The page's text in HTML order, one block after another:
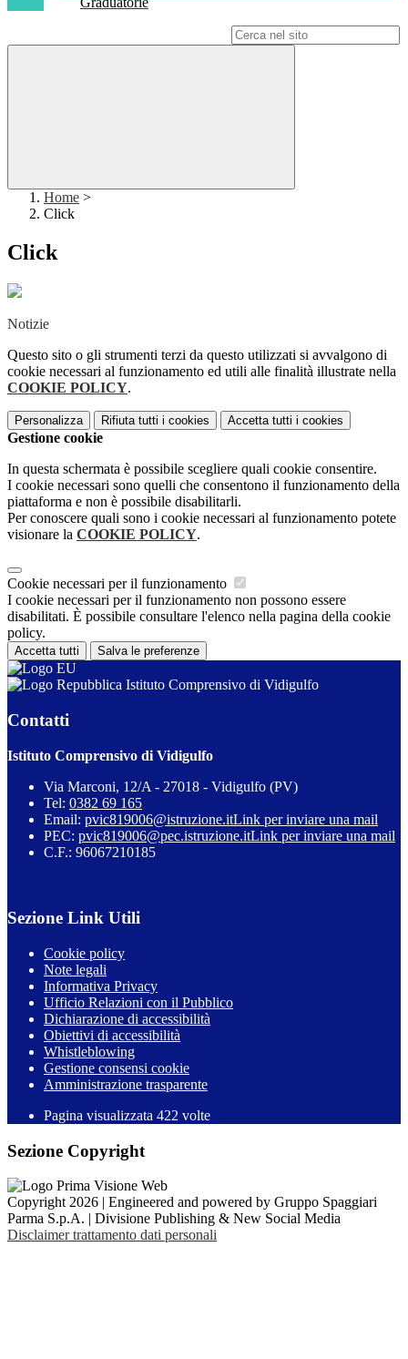
Home >
Click
Click
Notizie
Questo sito o gli strumenti terzi da questo utilizzati si avvalgono di
cookie necessari al funzionamento ed utili alle finalità illustrate nella
COOKIE POLICY.
Personalizza Rifiuta tutti i cookies Accetta tutti i cookies
Gestione cookie
In questa schermata è possibile scegliere quali cookie consentire.
I cookie necessari sono quelli che consentono il funzionamento della
piattaforma e non è possibile disabilitarli.
Per conoscere quali sono i cookie necessari al funzionamento potete
visionare la COOKIE POLICY.
Cookie necessari per il funzionamento
I cookie necessari per il funzionamento non possono essere
disabilitati. È possibile consultare l'elenco nella pagina della cookie
policy.
Accetta tutti Salva le preferenze
Istituto Comprensivo di Vidigulfo
Contatti
Istituto Comprensivo di Vidigulfo
Via Marconi, 12/A - 27018 - Vidigulfo (PV)
Tel: 0382 69 165
Email: pvic819006@istruzione.itLink per inviare una mail
PEC: pvic819006@pec.istruzione.itLink per inviare una mail
C.F.: 96067210185
Sezione Link Utili
Cookie policy
Note legali
Informativa Privacy
Ufficio Relazioni con il Pubblico
Dichiarazione di accessibilità
Obiettivi di accessibilità
Whistleblowing
Gestione consensi cookie
Amministrazione trasparente
Pagina visualizzata 422 volte
Sezione Copyright
Copyright 2026 | Engineered and powered by Gruppo Spaggiari
Parma S.p.A. | Divisione Publishing & New Social Media
Disclaimer trattamento dati personali